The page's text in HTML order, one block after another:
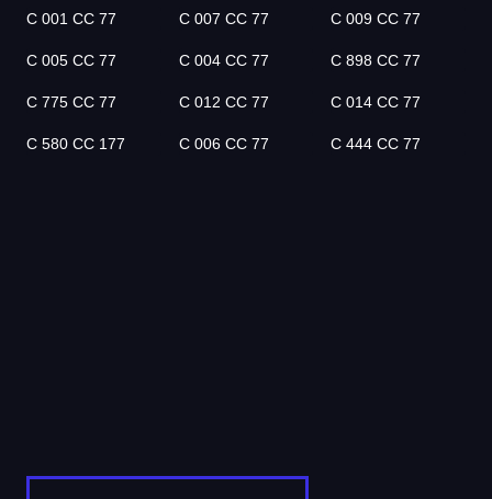
С 001 СС 77 С 007 СС 77 С 009 СС 77
С 005 СС 77 С 004 СС 77 С 898 СС 77
С 775 СС 77 С 012 СС 77 С 014 СС 77
С 580 СС 177 С 006 СС 77 С 444 СС 77